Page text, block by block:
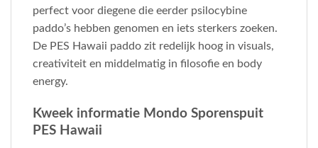
perfect voor diegene die eerder psilocybine
paddo’s hebben genomen en iets sterkers zoeken.
De PES Hawaii paddo zit redelijk hoog in visuals,
creativiteit en middelmatig in filosofie en body
energy.
Kweek informatie Mondo Sporenspuit
PES Hawaii